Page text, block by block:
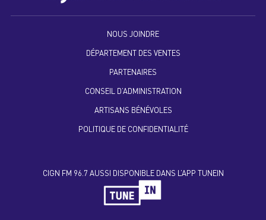
NOUS JOINDRE
DÉPARTEMENT DES VENTES
PARTENAIRES
CONSEIL D’ADMINISTRATION
ARTISANS BÉNÉVOLES
POLITIQUE DE CONFIDENTIALITÉ
CIGN FM 96.7 AUSSI DISPONIBLE DANS L’APP TUNEIN